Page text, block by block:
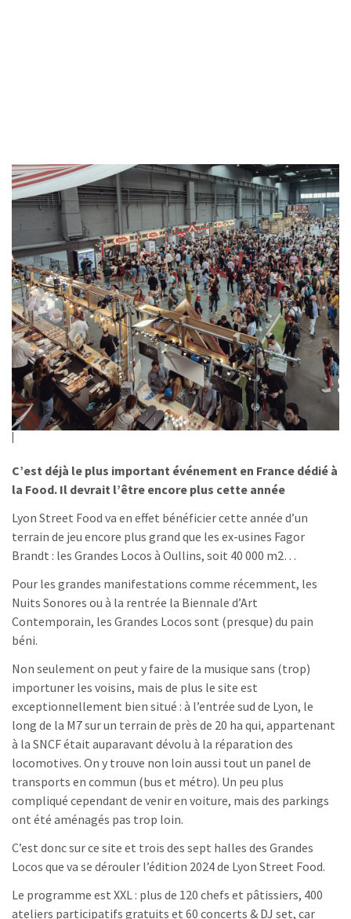
C’est déjà le plus important événement en France dédié à
la Food. Il devrait l’être encore plus cette année
Lyon Street Food va en effet bénéficier cette année d’un
terrain de jeu encore plus grand que les ex-usines Fagor
Brandt : les Grandes Locos à Oullins, soit 40 000 m2…
Pour les grandes manifestations comme récemment, les
Nuits Sonores ou à la rentrée la Biennale d’Art
Contemporain, les Grandes Locos sont (presque) du pain
béni.
Non seulement on peut y faire de la musique sans (trop)
importuner les voisins, mais de plus le site est
exceptionnellement bien situé : à l’entrée sud de Lyon, le
long de la M7 sur un terrain de près de 20 ha qui, appartenant
à la SNCF était auparavant dévolu à la réparation des
locomotives. On y trouve non loin aussi tout un panel de
transports en commun (bus et métro). Un peu plus
compliqué cependant de venir en voiture, mais des parkings
ont été aménagés pas trop loin.
C’est donc sur ce site et trois des sept halles des Grandes
Locos que va se dérouler l’édition 2024 de Lyon Street Food.
Le programme est XXL : plus de 120 chefs et pâtissiers, 400
ateliers participatifs gratuits et 60 concerts & DJ set, car